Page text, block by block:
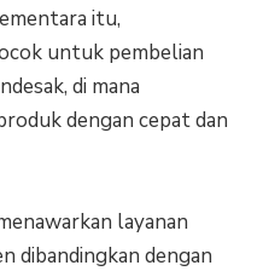
itu,
untuk pembelian
di mana
dengan cepat dan
layanan
dibandingkan dengan